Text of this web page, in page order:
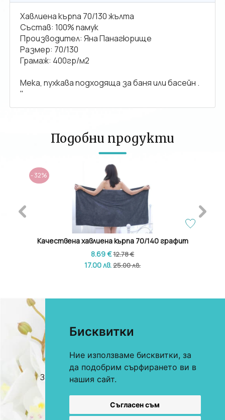
Бисквитки
Ние използваме бисквитки, за
да подобрим сърфирането ви в
нашия сайт.
Съгласен съм
Хавлиена кърпа 70/130 жълта
Състав: 100% памук
Производител: Яна Панагюрище
Размер: 70/130
Грамаж: 400гр/м2
Мека, пухкава подходяща за баня или басейн .
"
Подобни продукти
- 32%
Качествена хавлиена кърпа 70/140 графит
8.69 €12.78 €
17.00 лв.25.00 лв.
За онлайн поръчки 0893 622 184
За търговци и хотели
Магазини